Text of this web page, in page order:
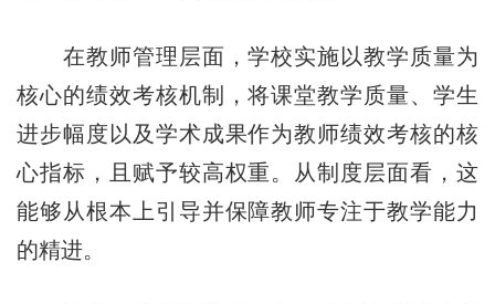
在教师管理层面，学校实施以教学质量为
核心的绩效考核机制，将课堂教学质量、学生
进步幅度以及学术成果作为教师绩效考核的核
心指标，且赋予较高权重。从制度层面看，这
能够从根本上引导并保障教师专注于教学能力
的精进。